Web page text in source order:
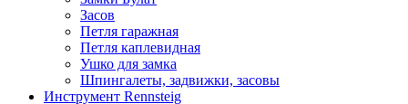
Засов
Петля гаражная
Петля каплевидная
Ушко для замка
Шпингалеты, задвижки, засовы
Инструмент Rennsteig